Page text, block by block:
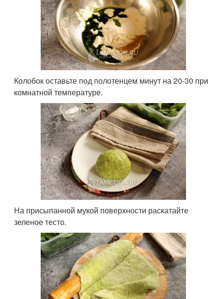
Колобок оставьте под полотенцем минут на 20-30 при
комнатной температуре.
На присыпанной мукой поверхности раскатайте
зеленое тесто.